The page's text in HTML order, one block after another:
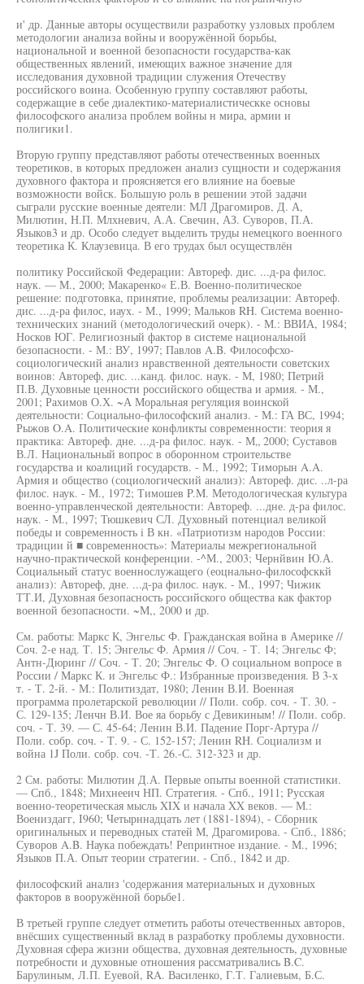
и' др. Данные авторы осуществили разработку узловых проблем
методологии анализа войны и вооружённой борьбы,
национальной и военной безопасности государства-как
общественных явлений, имеющих важное значение для
исследования духовной традиции служения Отечеству
российского воина. Особенную группу составляют работы,
содержащие в себе диалектико-материалистическке основы
философского анализа проблем войны н мира, армии и
полигики1.
Вторую группу представляют работы отечественных военных
теоретиков, в которых предложен анализ сущности и содержания
духовного фактора и проясняется его влияние на боевые
возможности войск. Большую роль в решении этой задачи
сыграли русские военные деятели: МЛ Драгомиров, Д. А,
Милютин, Н.П. Млхневич, А.А. Свечин, АЗ. Суворов, П.А.
Языков3 и др. Особо следует выделить труды немецкого военного
теоретика К. Клаузевица. В его трудах был осуществлён
политику Российской Федерации: Автореф. дис. ...д-ра филос.
наук. — М., 2000; Макаренко« Е.В. Военно-политическое
решение: подготовка, принятие, проблемы реализации: Автореф.
дис. ...д-ра филос, иаух. - М., 1999; Мальков RH. Система военно-
технических знаний (методологический очерк). - М.: ВВИА, 1984;
Носков ЮГ. Религиозный фактор в системе национальной
безопасности. - М.: ВУ, 1997; Павлов A.B. Философсхо-
социологический анализ нравственной деятельности советских
воинов: Автореф, дис. ...канд. филос. наук. - М, 1980; Петрий
П.В. Духовные ценности российского общества и армия. - М.,
2001; Рахимов О.Х. ~А Моральная регуляция воинской
деятельности: Социально-философский анализ. - М.: ГА ВС, 1994;
Рыжов O.A. Политические конфликты современности: теория я
практика: Автореф. дне. ...д-ра филос. наук. - М„ 2000; Суставов
В.Л. Национальный вопрос в оборонном строительстве
государства и коалиций государств. - М., 1992; Тиморын A.A.
Армия и общество (социологический анализ): Автореф. дис. ..л-ра
филос. наук. - М., 1972; Тимошев P.M. Методологическая культура
военно-управленческой деятельности: Автореф. ...дне. д-ра филос.
наук. - М., 1997; Тюшкевич СЛ. Духовный потенциал великой
победы и современность i В кн. «Патриотизм народов России:
традиции й ■ современность»: Материалы межрегиональной
научно-практической конференции. -^М., 2003; Чернйвин Ю.А.
Социальный статус военнослужащего (еоцнально-философсккй
анализ): Автореф, дне. ...д-ра филос. наук. - М., 1997; Чижик
ТТ.И, Духовная безопасность российского общества как фактор
военной безопасности. ~М,, 2000 и др.
См. работы: Маркс К, Энгельс Ф. Гражданская война в Америке //
Соч. 2-е над. Т. 15; Энгельс Ф. Армия // Соч. - Т. 14; Энгельс Ф;
Антн-Дюринг // Соч. - Т. 20; Энгельс Ф. О социальном вопросе в
России / Маркс К. и Энгельс Ф.: Избранные произведения. В 3-х
т. - Т. 2-й. - М.: Политиздат, 1980; Ленин В.И. Военная
программа пролетарской революции // Поли. собр. соч. - Т. 30. -
С. 129-135; Ленчн В.И. Вое яа борьбу с Девикиным! // Поли. собр.
соч. - Т. 39. — С. 45-64; Ленин В.И. Падение Порг-Артура //
Поли. собр. соч. - Т. 9. - С. 152-157; Ленин RH. Социализм и
война 1J Поли. собр. соч. -Т. 26.-С. 312-323 и др.
2 См. работы: Милютин Д.А. Первые опыты военной статистики.
— Спб., 1848; Михнееич НП. Стратегия. - Спб., 1911; Русская
военно-теоретическая мысль XIX и начала XX веков. — М.:
Воениздагг, I960; Четырннадцать лет (1881-1894), - Сборник
оригинальных и переводных статей М, Драгомирова. - Спб., 1886;
Суворов A.B. Наука побеждать! Репринтное издание. - М., 1996;
Языков П.А. Опыт теории стратегии. - Спб., 1842 и др.
философский анализ 'содержания материальных и духовных
факторов в вооружённой борьбе1.
В третьей группе следует отметить работы отечественных авторов,
внёсших существенный вклад в разработку проблемы духовности.
Духовная сфера жизни общества, духовная деятельность, духовные
потребности и духовные отношения рассматривались B.C.
Барулиным, Л.П. Еуевой, RA. Василенко, Г.Т. Галиевым, Б.С.